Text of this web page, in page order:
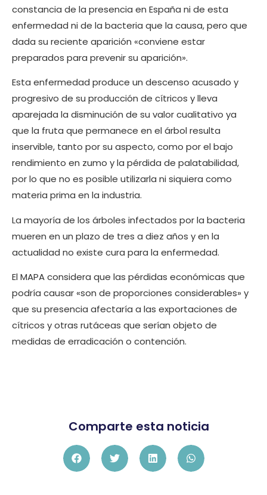
constancia de la presencia en España ni de esta
enfermedad ni de la bacteria que la causa, pero que
dada su reciente aparición «conviene estar
preparados para prevenir su aparición».
Esta enfermedad produce un descenso acusado y
progresivo de su producción de cítricos y lleva
aparejada la disminución de su valor cualitativo ya
que la fruta que permanece en el árbol resulta
inservible, tanto por su aspecto, como por el bajo
rendimiento en zumo y la pérdida de palatabilidad,
por lo que no es posible utilizarla ni siquiera como
materia prima en la industria.
La mayoría de los árboles infectados por la bacteria
mueren en un plazo de tres a diez años y en la
actualidad no existe cura para la enfermedad.
El MAPA considera que las pérdidas económicas que
podría causar «son de proporciones considerables» y
que su presencia afectaría a las exportaciones de
cítricos y otras rutáceas que serían objeto de
medidas de erradicación o contención.
Comparte esta noticia